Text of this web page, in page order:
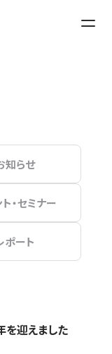
知らせ
・セミナー
ポート
を迎えました